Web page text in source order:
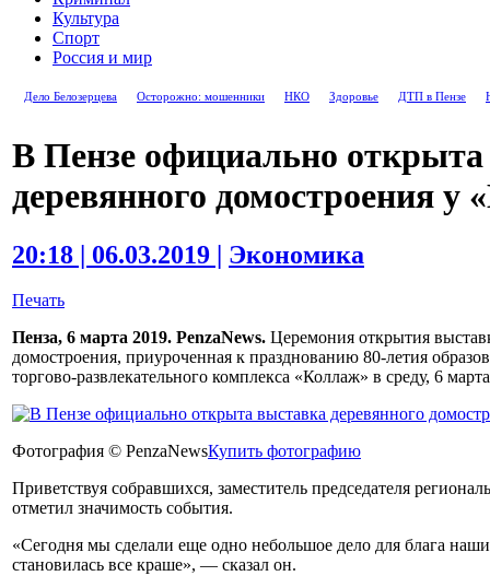
Культура
Спорт
Россия и мир
Дело Белозерцева Осторожно: мошенники НКО Здоровье ДТП в Пензе
В Пензе официально
деревянного домостроения у
20:18 | 06.03.2019 | Экономика
Печать
Пенза, 6 марта 2019. PenzaNews. Церемония открытия
домостроения, приуроченная к празднованию 80-летия
торгово-развлекательного комплекса «Коллаж» в среду, 6
Фотография © PenzaNewsКупить фотографию
Приветствуя собравшихся, заместитель председателя
отметил значимость события.
«Сегодня мы сделали еще одно небольшое дело для блага
становилась все краше», — сказал он.